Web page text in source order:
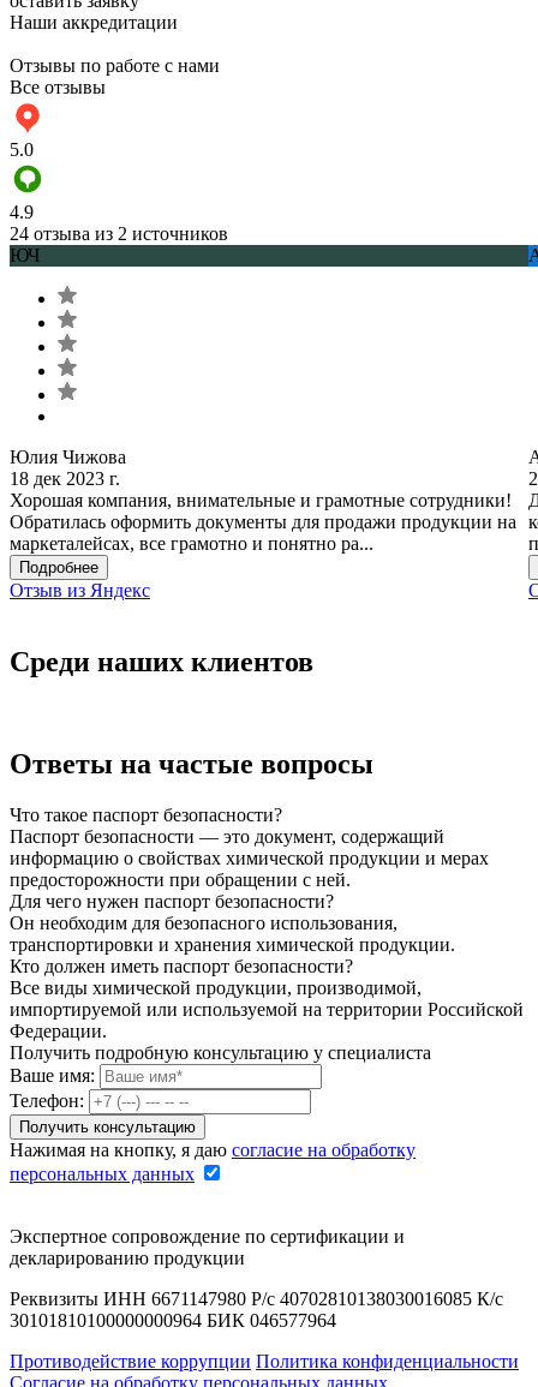
Наши аккредитации
Отзывы по работе с нами
Все отзывы
5.0
4.9
24 отзыва из 2 источников
ЮЧ
Юлия Чижова
18 дек 2023 г.
Хорошая компания, внимательные и грамотные сотрудники!
Обратилась оформить документы для продажи продукции на
маркеталейсах, все грамотно и понятно ра...
Подробнее
Отзыв из Яндекс
Среди наших клиентов
Ответы на частые вопросы
Что такое паспорт безопасности?
Паспорт безопасности — это документ, содержащий
информацию о свойствах химической продукции и мерах
предосторожности при обращении с ней.
Для чего нужен паспорт безопасности?
Он необходим для безопасного использования,
транспортировки и хранения химической продукции.
Кто должен иметь паспорт безопасности?
Все виды химической продукции, производимой,
импортируемой или используемой на территории Российской
Федерации.
Получить подробную консультацию у специалиста
Ваше имя:
Телефон:
Нажимая на кнопку, я даю согласие на обработку
персональных данных
Экспертное сопровождение по сертификации и
декларированию продукции
Реквизиты ИНН 6671147980 Р/с 40702810138030016085 К/с
30101810100000000964 БИК 046577964
Противодействие коррупции Политика конфиденциальности